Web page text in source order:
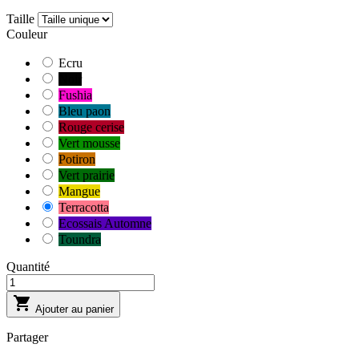
Taille
Couleur
Ecru
Fushia
Bleu paon
Rouge cerise
Vert mousse
Potiron
Vert prairie
Mangue
Terracotta
Ecossais Automne
Toundra
Quantité
 Ajouter au panier
Partager